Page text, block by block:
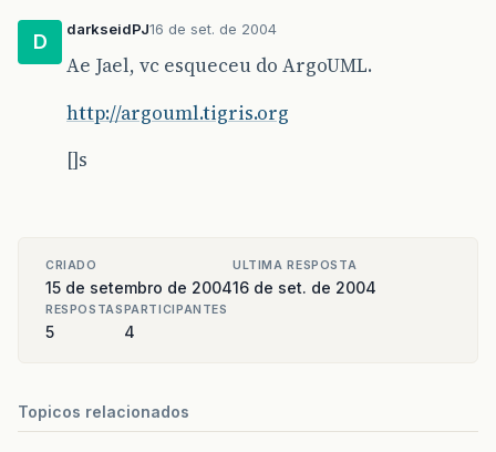
D
darkseidPJ16 de set. de 2004
Ae Jael, vc esqueceu do ArgoUML.
http://argouml.tigris.org
[]s
CRIADO
15 de setembro de 2004
ULTIMA RESPOSTA
16 de set. de 2004
RESPOSTAS
5
PARTICIPANTES
4
Topicos relacionados